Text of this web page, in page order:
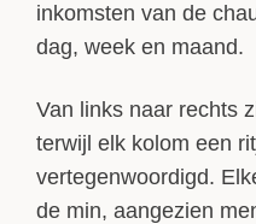
inkomsten van de
dag, week en maand.
Van links naar rechts
terwijl elk kolom een
vertegenwoordigd.
de min, aangezien